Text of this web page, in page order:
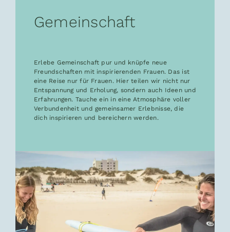
Gemeinschaft
Erlebe Gemeinschaft pur und knüpfe neue
Freundschaften mit inspirierenden Frauen. Das ist
eine Reise nur für Frauen. Hier teilen wir nicht nur
Entspannung und Erholung, sondern auch Ideen und
Erfahrungen. Tauche ein in eine Atmosphäre voller
Verbundenheit und gemeinsamer Erlebnisse, die
dich inspirieren und bereichern werden.